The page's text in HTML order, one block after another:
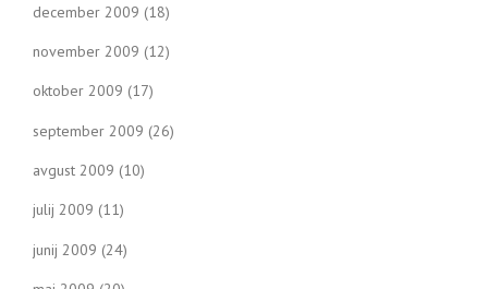
december 2009 (18)
november 2009 (12)
oktober 2009 (17)
september 2009 (26)
avgust 2009 (10)
julij 2009 (11)
junij 2009 (24)